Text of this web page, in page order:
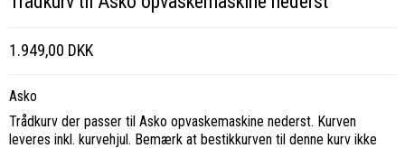
1.949,00 DKK
Asko
Trådkurv der passer til Asko opvaskemaskine nederst. Kurven
leveres inkl. kurvehjul. Bemærk at bestikkurven til denne kurv ikke